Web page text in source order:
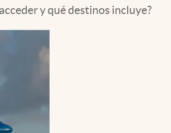
y qué destinos incluye?